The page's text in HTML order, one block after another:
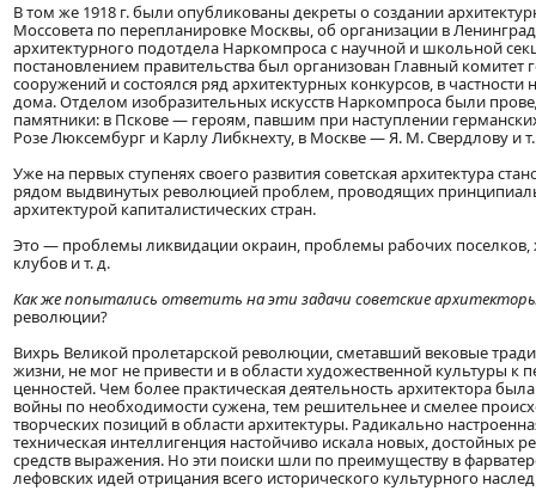
В том же 1918 г. были опубликованы декреты о создании
Моссовета по перепланировке Москвы, об организации в
архитектурного подотдела Наркомпроса с научной и школьной
постановлением правительства был организован Главный комитет
сооружений и состоялся ряд архитектурных конкурсов, в частности
дома. Отделом изобразительных искусств Наркомпроса были
памятники: в Пскове — героям, павшим при наступлении
Розе Люксембург и Карлу Либкнехту, в Москве — Я. М. Свердлову и
Уже на первых ступенях своего развития советская архитектура
рядом выдвинутых революцией проблем, проводящих
архитектурой капиталистических стран.
Это — проблемы ликвидации окраин, проблемы рабочих
клубов и т. д.
Как же попытались ответить на эти задачи советские
революции?
Вихрь Великой пролетарской революции, сметавший вековые
жизни, не мог не привести и в области художественной культуры к
ценностей. Чем более практическая деятельность архитектора
войны по необходимости сужена, тем решительнее и смелее
творческих позиций в области архитектуры. Радикально
техническая интеллигенция настойчиво искала новых, достойных
средств выражения. Но эти поиски шли по преимуществу в
лефовских идей отрицания всего исторического культурного